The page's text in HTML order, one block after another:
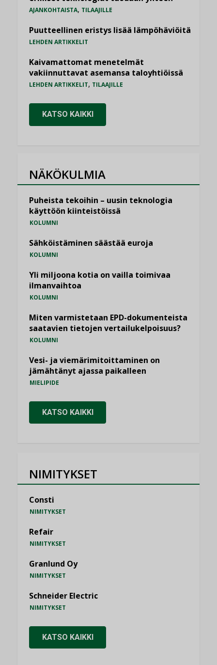
AJANKOHTAISTA, TILAAJILLE
Puutteellinen eristys lisää lämpöhäviöitä
LEHDEN ARTIKKELIT
Kaivamattomat menetelmät
vakiinnuttavat asemansa taloyhtiöissä
LEHDEN ARTIKKELIT, TILAAJILLE
KATSO KAIKKI
NÄKÖKULMIA
Puheista tekoihin – uusin teknologia
käyttöön kiinteistöissä
KOLUMNI
Sähköistäminen säästää euroja
KOLUMNI
Yli miljoona kotia on vailla toimivaa
ilmanvaihtoa
KOLUMNI
Miten varmistetaan EPD-dokumenteista
saatavien tietojen vertailukelpoisuus?
KOLUMNI
Vesi- ja viemärimitoittaminen on
jämähtänyt ajassa paikalleen
MIELIPIDE
KATSO KAIKKI
NIMITYKSET
Consti
NIMITYKSET
Refair
NIMITYKSET
Granlund Oy
NIMITYKSET
Schneider Electric
NIMITYKSET
KATSO KAIKKI